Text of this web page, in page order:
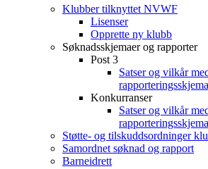
Klubber tilknyttet NVWF
Lisenser
Opprette ny klubb
Søknadsskjemaer og rapporter
Post 3
Satser og vilkår
rapporteringsskjema
Konkurranser
Satser og vilkår
rapporteringsskjema
Støtte- og tilskuddsordninger
Samordnet søknad og rapport
Barneidrett